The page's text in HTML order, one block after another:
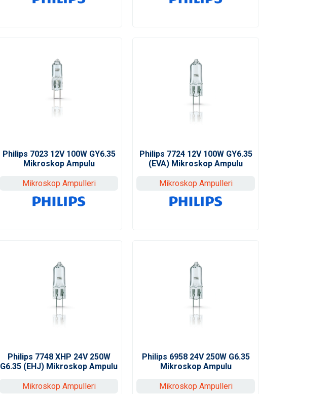
Philips 7023 12V 100W GY6.35
Mikroskop Ampulu
Mikroskop Ampulleri
Philips 7724 12V 100W GY6.35
(EVA) Mikroskop Ampulu
Mikroskop Ampulleri
Philips 7748 XHP 24V 250W
G6.35 (EHJ) Mikroskop Ampulu
Mikroskop Ampulleri
Philips 6958 24V 250W G6.35
Mikroskop Ampulu
Mikroskop Ampulleri